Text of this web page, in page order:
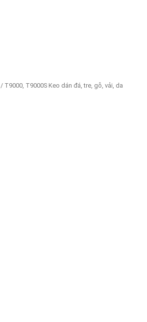
/ T9000, T9000S Keo dán đá, tre, gỗ, vải, da